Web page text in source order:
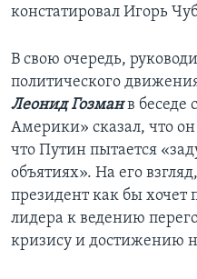
констатировал Игорь
В свою очередь,
политического
Леонид Гозманв беседе
Америки» сказал, что
что Путин пытается
объятиях». На его
президент как бы хочет
лидера к ведению
кризису и достижению